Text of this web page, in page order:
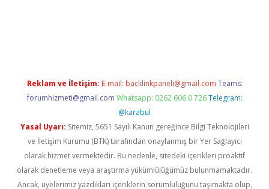
Reklam ve İletişim: E-mail: backlinkpaneli@gmail.com Teams:
forumhizmeti@gmail.com Whatsapp: 0262 606 0 726 Telegram:
@karabul
Yasal Uyarı: Sitemiz, 5651 Sayılı Kanun gereğince Bilgi Teknolojileri
ve İletişim Kurumu (BTK) tarafından onaylanmış bir Yer Sağlayıcı
olarak hizmet vermektedir. Bu nedenle, sitedeki içerikleri proaktif
olarak denetleme veya araştırma yükümlülüğümüz bulunmamaktadır.
Ancak, üyelerimiz yazdıkları içeriklerin sorumluluğunu taşımakta olup,